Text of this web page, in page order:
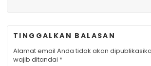
TINGGALKAN BALASAN
Alamat email Anda tidak akan
wajib ditandai *